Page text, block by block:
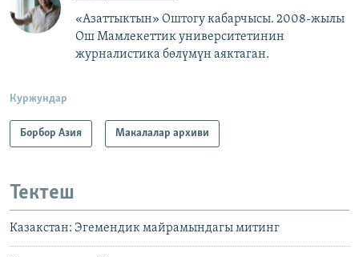
«Азаттыктын» Оштогу кабарчысы. 2008-жылы
Ош Мамлекеттик университетинин
журналистика бөлүмүн аяктаган.
Куржундар
Борбор Азия Макалалар архиви
Тектеш
Казакстан: Эгемендик майрамындагы митинг